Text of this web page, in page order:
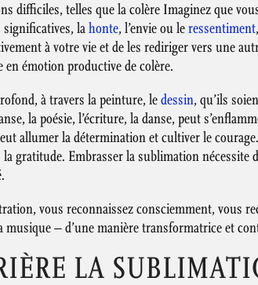
difficiles, telles que la colère Imaginez que
significatives, lahonte, l’envie ou leressentiment
à votre vie et de les rediriger vers une
émotion productive de colère.
à travers la peinture, ledessin, qu’ils
la poésie, l’écriture, la danse, peut
allumer la détermination et cultiver le
gratitude. Embrasser la sublimation nécessite
vous reconnaissez consciemment, vous
– d’une manière transformatrice et
LA